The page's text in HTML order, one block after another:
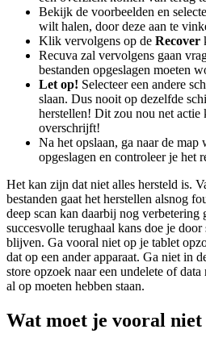
Bekijk de voorbeelden en
wilt halen, door deze aan te
Klik vervolgens op de Recover
Recuva zal vervolgens gaan
bestanden opgeslagen moeten
Let op! Selecteer een andere
slaan. Dus nooit op dezelfde
herstellen! Dit zou nou net actie
overschrijft!
Na het opslaan, ga naar de map
opgeslagen en controleer je het
Het kan zijn dat niet alles hersteld is.
bestanden gaat het herstellen alsnog
deep scan kan daarbij nog verbetering
succesvolle terughaal kans doe je
blijven. Ga vooral niet op je tablet
dat op een ander apparaat. Ga niet in
store opzoek naar een undelete of
al op moeten hebben staan.
Wat moet je vooral niet